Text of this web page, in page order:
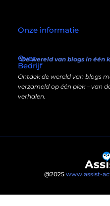
Over
Bedrijf
“De wereld van blogs in één
Ontdek de wereld van blogs
verzameld op één plek – van
verhalen.
Onze informatie
@2025 www.assist-